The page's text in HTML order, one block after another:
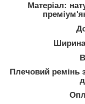
Матеріал:
Плечовий ремінь